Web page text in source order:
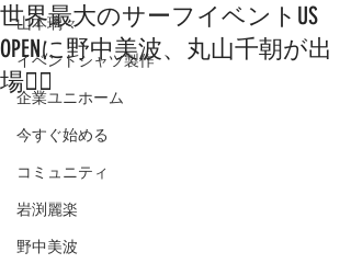
山本璃々
イベントシャツ製作
企業ユニホーム
今すぐ始める
コミュニティ
岩渕麗楽
野中美波
世界最大のサーフイベントUS
OPENに野中美波、丸山千朝が出
場🏄‍♀️